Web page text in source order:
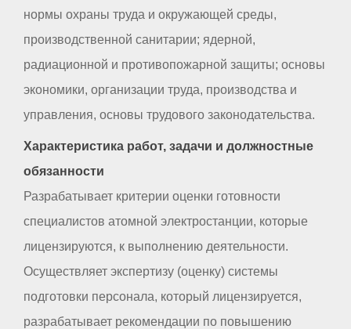
нормы охраны труда и окружающей среды,
производственной санитарии; ядерной,
радиационной и противопожарной защиты; основы
экономики, организации труда, производства и
управления, основы трудового законодательства.
Характеристика работ, задачи и должностные
обязанности
Разрабатывает критерии оценки готовности
специалистов атомной электростанции, которые
лицензируются, к выполнению деятельности.
Осуществляет экспертизу (оценку) системы
подготовки персонала, который лицензируется,
разрабатывает рекомендации по повышению